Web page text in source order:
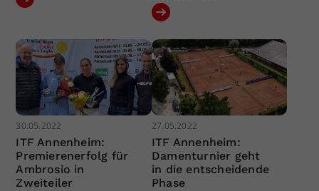
30.05.2022
ITF Annenheim:
Premierenerfolg für
Ambrosio in
Zweiteiler
27.05.2022
ITF Annenheim:
Damenturnier geht
in die entscheidende
Phase